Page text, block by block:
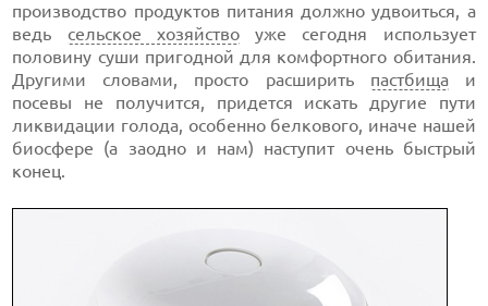
производство продуктов питания должно удвоиться, а
ведь сельское хозяйствоуже сегодня использует
половину суши пригодной для комфортного обитания.
Другими словами, просто расширить пастбищаи
посевы не получится, придется искать другие пути
ликвидации голода, особенно белкового, иначе нашей
биосфере (а заодно и нам) наступит очень быстрый
конец.